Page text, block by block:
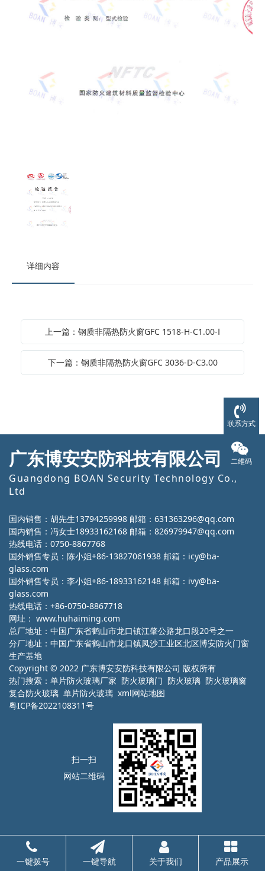
详细内容
上一篇：钢质非隔热防火窗GFC 1518-H-C1.00-Ⅰ
下一篇：钢质非隔热防火窗GFC 3036-D-C3.00
广东博安安防科技有限公司
Guangdong BOAN Security Technology Co.,
Ltd
国内销售：胡先生13794259998 邮箱：631363296@qq.com
国内销售：冯女士18933162168 邮箱：826979947@qq.com
热线电话：0750-8867768
国外销售专员：陈小姐+86-13827061938 邮箱：icy@ba-
glass.com
国外销售专员：李小姐+86-18933162148 邮箱：ivy@ba-
glass.com
热线电话：+86-0750-8867718
网址： www.huhaiming.com
总厂地址：中国广东省鹤山市龙口镇江肇公路龙口段20号之一
分厂地址：中国广东省鹤山市龙口镇凤沙工业区北区博安防火门窗
生产基地
Copyright © 2022 广东博安安防科技有限公司 版权所有
热门搜索： 单片防火玻璃厂家 防火玻璃门 防火玻璃 防火玻璃窗
复合防火玻璃 单片防火玻璃 xml网站地图
粤ICP备2022108311号
扫一扫
网站二维码
一键拨号 一键导航 关于我们 产品展示
联系方式
二维码